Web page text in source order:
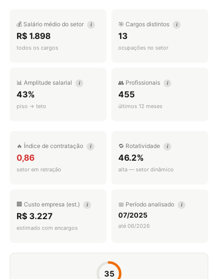
💰 Salário médio do setor i
R$ 1.898
todos os cargos
🎯 Cargos distintos i
13
ocupações no setor
📊 Amplitude salarial i
43%
piso → teto
👥 Profissionais i
455
últimos 12 meses
🔥 Índice de contratação i
0,86
setor em retração
🔁 Rotatividade i
46.2%
alta — setor dinâmico
🏢 Custo empresa (est.) i
R$ 3.227
estimado com encargos
📅 Período analisado i
07/2025
até 06/2026
35